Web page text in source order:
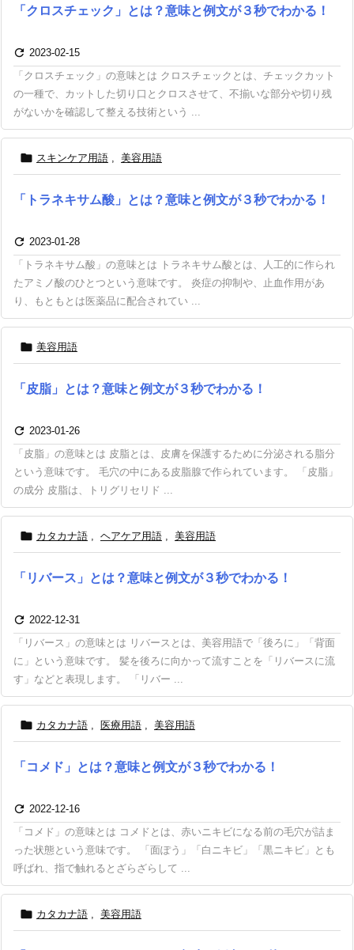
「クロスチェック」とは？意味と例文が３秒でわかる！
 2023-02-15
「クロスチェック」の意味とは クロスチェックとは、チェックカット
の一種で、カットした切り口とクロスさせて、不揃いな部分や切り残
がないかを確認して整える技術という ...
 スキンケア用語 , 美容用語
「トラネキサム酸」とは？意味と例文が３秒でわかる！
 2023-01-28
「トラネキサム酸」の意味とは トラネキサム酸とは、人工的に作られ
たアミノ酸のひとつという意味です。 炎症の抑制や、止血作用があ
り、もともとは医薬品に配合されてい ...
 美容用語
「皮脂」とは？意味と例文が３秒でわかる！
 2023-01-26
「皮脂」の意味とは 皮脂とは、皮膚を保護するために分泌される脂分
という意味です。 毛穴の中にある皮脂腺で作られています。 「皮脂」
の成分 皮脂は、トリグリセリド ...
 カタカナ語 , ヘアケア用語 , 美容用語
「リバース」とは？意味と例文が３秒でわかる！
 2022-12-31
「リバース」の意味とは リバースとは、美容用語で「後ろに」「背面
に」という意味です。 髪を後ろに向かって流すことを「リバースに流
す」などと表現します。 「リバー ...
 カタカナ語 , 医療用語 , 美容用語
「コメド」とは？意味と例文が３秒でわかる！
 2022-12-16
「コメド」の意味とは コメドとは、赤いニキビになる前の毛穴が詰ま
った状態という意味です。 「面ぽう」「白ニキビ」「黒ニキビ」とも
呼ばれ、指で触れるとざらざらして ...
 カタカナ語 , 美容用語